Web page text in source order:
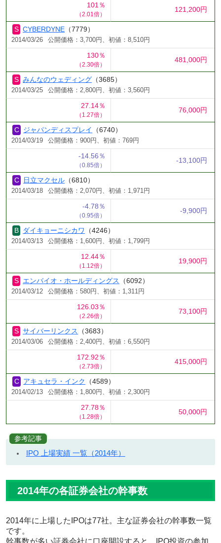
101％
（2.01倍）
121,200円
CYBERDYNE （7779）
2014/03/26 公開価格：3,700円、初値：8,510円
130％
（2.30倍）
481,000円
みんなのウェディング （3685）
2014/03/25 公開価格：2,800円、初値：3,560円
27.14％
（1.27倍）
76,000円
ジャパンディスプレイ （6740）
2014/03/19 公開価格：900円、初値：769円
-14.56％
（0.85倍）
-13,100円
日立マクセル （6810）
2014/03/18 公開価格：2,070円、初値：1,971円
-4.78％
（0.95倍）
-9,900円
ダイキョーニシカワ （4246）
2014/03/13 公開価格：1,600円、初値：1,799円
12.44％
（1.12倍）
19,900円
エンバイオ・ホールディングス （6092）
2014/03/12 公開価格：580円、初値：1,311円
126.03％
（2.26倍）
73,100円
サイバーリンクス （3683）
2014/03/06 公開価格：2,400円、初値：6,550円
172.92％
（2.73倍）
415,000円
アキュセラ・インク （4589）
2014/02/13 公開価格：1,800円、初値：2,300円
27.78％
（1.28倍）
50,000円
参考記事
IPO 上場実績 一覧（2014年）
2014年の各証券会社の幹事数
2014年に上場したIPOは77社。主な証券会社の幹事数一覧
です。
幹事数が多い証券会社に口座開設すると、IPO投資の参加